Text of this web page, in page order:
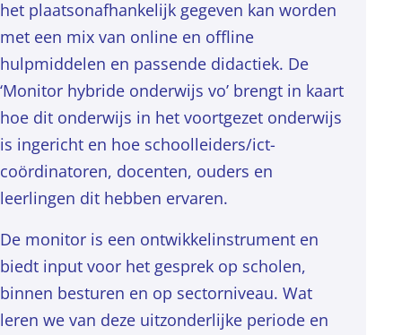
het plaatsonafhankelijk gegeven kan worden
met een mix van online en offline
hulpmiddelen en passende didactiek. De
‘Monitor hybride onderwijs vo’ brengt in kaart
hoe dit onderwijs in het voortgezet onderwijs
is ingericht en hoe schoolleiders/ict-
coördinatoren, docenten, ouders en
leerlingen dit hebben ervaren.
De monitor is een ontwikkelinstrument en
biedt input voor het gesprek op scholen,
binnen besturen en op sectorniveau. Wat
leren we van deze uitzonderlijke periode en